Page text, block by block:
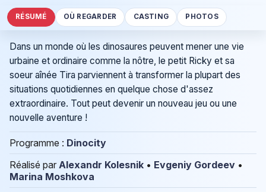
RÉSUMÉ OÙ REGARDER CASTING PHOTOS
Dans un monde où les dinosaures peuvent mener une vie
urbaine et ordinaire comme la nôtre, le petit Ricky et sa
soeur aînée Tira parviennent à transformer la plupart des
situations quotidiennes en quelque chose d'assez
extraordinaire. Tout peut devenir un nouveau jeu ou une
nouvelle aventure !
Programme : Dinocity
Réalisé par Alexandr Kolesnik • Evgeniy Gordeev •
Marina Moshkova